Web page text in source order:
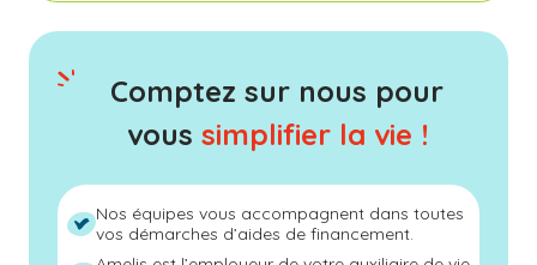
Comptez sur nous pour
vous simplifier la vie !
Nos équipes vous accompagnent dans toutes
vos démarches d’aides de financement.